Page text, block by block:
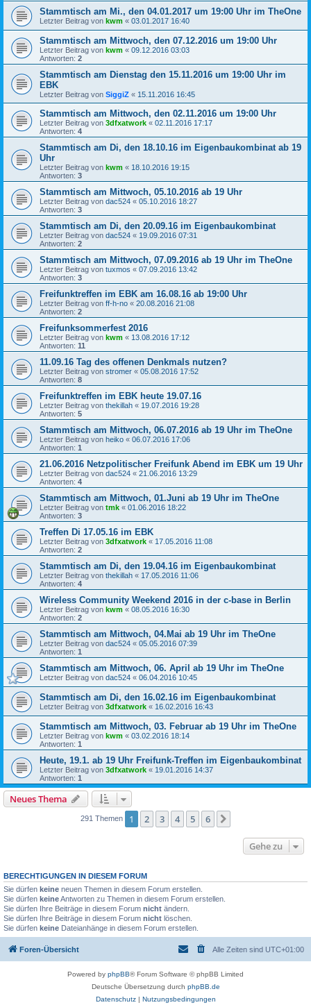
Stammtisch am Mi., den 04.01.2017 um 19:00 Uhr im TheOne
Letzter Beitrag von kwm « 03.01.2017 16:40
Stammtisch am Mittwoch, den 07.12.2016 um 19:00 Uhr
Letzter Beitrag von kwm « 09.12.2016 03:03
Antworten: 2
Stammtisch am Dienstag den 15.11.2016 um 19:00 Uhr im
EBK
Letzter Beitrag von SiggiZ « 15.11.2016 16:45
Stammtisch am Mittwoch, den 02.11.2016 um 19:00 Uhr
Letzter Beitrag von 3dfxatwork « 02.11.2016 17:17
Antworten: 4
Stammtisch am Di, den 18.10.16 im Eigenbaukombinat ab 19
Uhr
Letzter Beitrag von kwm « 18.10.2016 19:15
Antworten: 3
Stammtisch am Mittwoch, 05.10.2016 ab 19 Uhr
Letzter Beitrag von dac524 « 05.10.2016 18:27
Antworten: 3
Stammtisch am Di, den 20.09.16 im Eigenbaukombinat
Letzter Beitrag von dac524 « 19.09.2016 07:31
Antworten: 2
Stammtisch am Mittwoch, 07.09.2016 ab 19 Uhr im TheOne
Letzter Beitrag von tuxmos « 07.09.2016 13:42
Antworten: 3
Freifunktreffen im EBK am 16.08.16 ab 19:00 Uhr
Letzter Beitrag von ff-h-no « 20.08.2016 21:08
Antworten: 2
Freifunksommerfest 2016
Letzter Beitrag von kwm « 13.08.2016 17:12
Antworten: 11
11.09.16 Tag des offenen Denkmals nutzen?
Letzter Beitrag von stromer « 05.08.2016 17:52
Antworten: 8
Freifunktreffen im EBK heute 19.07.16
Letzter Beitrag von thekillah « 19.07.2016 19:28
Antworten: 5
Stammtisch am Mittwoch, 06.07.2016 ab 19 Uhr im TheOne
Letzter Beitrag von heiko « 06.07.2016 17:06
Antworten: 1
21.06.2016 Netzpolitischer Freifunk Abend im EBK um 19 Uhr
Letzter Beitrag von dac524 « 21.06.2016 13:29
Antworten: 4
Stammtisch am Mittwoch, 01.Juni ab 19 Uhr im TheOne
Letzter Beitrag von tmk « 01.06.2016 18:22
Antworten: 3
Treffen Di 17.05.16 im EBK
Letzter Beitrag von 3dfxatwork « 17.05.2016 11:08
Antworten: 2
Stammtisch am Di, den 19.04.16 im Eigenbaukombinat
Letzter Beitrag von thekillah « 17.05.2016 11:06
Antworten: 4
Wireless Community Weekend 2016 in der c-base in Berlin
Letzter Beitrag von kwm « 08.05.2016 16:30
Antworten: 2
Stammtisch am Mittwoch, 04.Mai ab 19 Uhr im TheOne
Letzter Beitrag von dac524 « 05.05.2016 07:39
Antworten: 1
Stammtisch am Mittwoch, 06. April ab 19 Uhr im TheOne
Letzter Beitrag von dac524 « 06.04.2016 10:45
Stammtisch am Di, den 16.02.16 im Eigenbaukombinat
Letzter Beitrag von 3dfxatwork « 16.02.2016 16:43
Stammtisch am Mittwoch, 03. Februar ab 19 Uhr im TheOne
Letzter Beitrag von kwm « 03.02.2016 18:14
Antworten: 1
Heute, 19.1. ab 19 Uhr Freifunk-Treffen im Eigenbaukombinat
Letzter Beitrag von 3dfxatwork « 19.01.2016 14:37
Antworten: 1
Neues Thema
291 Themen 1 2 3 4 5 6
Gehe zu
BERECHTIGUNGEN IN DIESEM FORUM
Sie dürfen keine neuen Themen in diesem Forum erstellen.
Sie dürfen keineAntworten zu Themen in diesem Forum erstellen.
Sie dürfen Ihre Beiträge in diesem Forum nicht ändern.
Sie dürfen Ihre Beiträge in diesem Forum nicht löschen.
Sie dürfen keine Dateianhänge in diesem Forum erstellen.
Foren-Übersicht Alle Zeiten sind UTC+01:00
Powered by phpBB® Forum Software © phpBB Limited
Deutsche Übersetzung durch phpBB.de
Datenschutz| Nutzungsbedingungen